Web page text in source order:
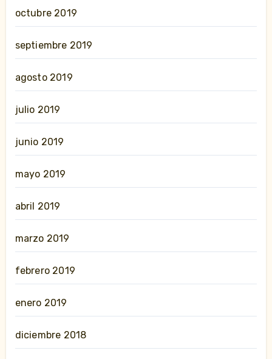
octubre 2019
septiembre 2019
agosto 2019
julio 2019
junio 2019
mayo 2019
abril 2019
marzo 2019
febrero 2019
enero 2019
diciembre 2018